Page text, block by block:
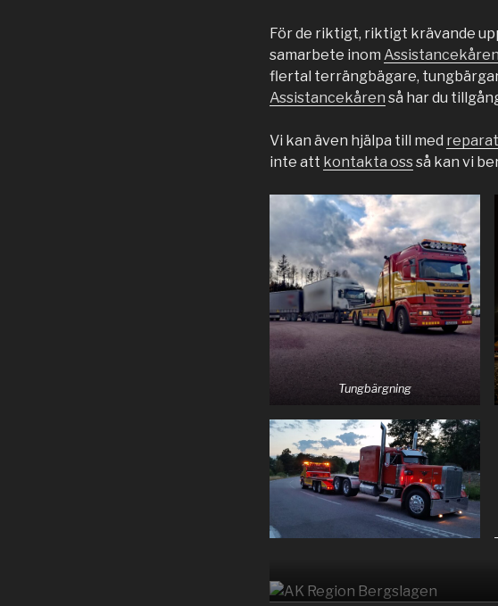
För de riktigt, riktigt krävande
samarbete inom Assistancekåren
flertal terrängbägare,
Assistancekåren så har du
Vi kan även hjälpa till med
inte att kontakta ossså kan vi
Tungbärgning